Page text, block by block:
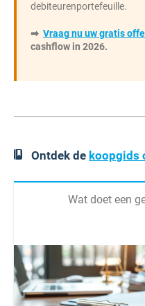
debiteurenportefeuille.
➡ Vraag nu uw gratis
cashflow in 2026.
Ontdek de koopgids
Wat doet een